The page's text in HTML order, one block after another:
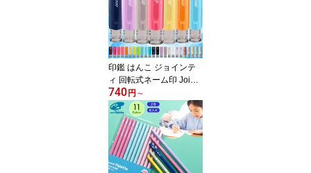
職祝い 多機能ボールペン
サナ活 高市早苗さん モ
デル ピンク 三菱鉛筆 卒
業記念品 創業記念 記念
品 送料無料｜ハンコヤス
トア
印鑑 はんこ ジョインテ
ィ 回転式ネーム印 Jointy
J9 キャップレス ネーム
印 ゴム印 【サイズ：10
mm丸】 かわいいハンコ
認印 個人印鑑 朱肉不要
ハンコ 女性 仕事 会社 男
性 かわいい ゆめかわ く
すみ ニュアンス 推し活
740円 ～